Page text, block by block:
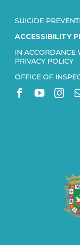
SUICIDE
ACCESSIBILITY
IN ACCORDANCE
PRIVACY POLICY
OFFICE OF